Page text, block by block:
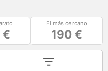
€
El más cercano
190 €